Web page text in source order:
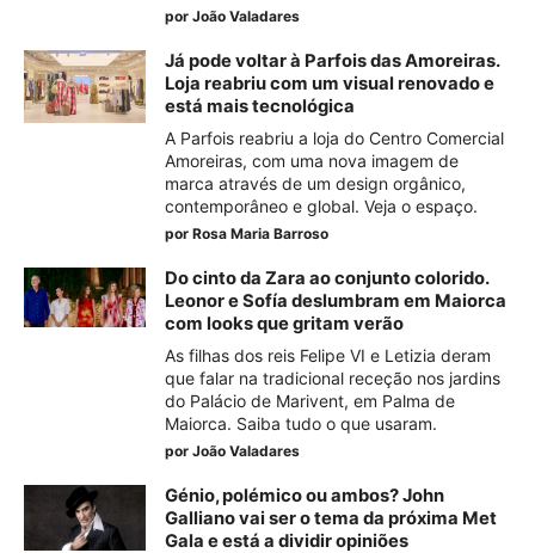
por João Valadares
Já pode voltar à Parfois das Amoreiras.
Loja reabriu com um visual renovado e
está mais tecnológica
A Parfois reabriu a loja do Centro Comercial
Amoreiras, com uma nova imagem de
marca através de um design orgânico,
contemporâneo e global. Veja o espaço.
por Rosa Maria Barroso
Do cinto da Zara ao conjunto colorido.
Leonor e Sofía deslumbram em Maiorca
com looks que gritam verão
As filhas dos reis Felipe VI e Letizia deram
que falar na tradicional receção nos jardins
do Palácio de Marivent, em Palma de
Maiorca. Saiba tudo o que usaram.
por João Valadares
Génio, polémico ou ambos? John
Galliano vai ser o tema da próxima Met
Gala e está a dividir opiniões